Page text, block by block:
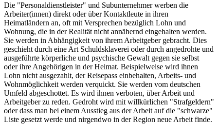
Die "Personaldienstleister" und Subunternehmer werben die
Arbeiter(innen) direkt oder über Kontaktleute in ihren
Heimatländern an, oft mit Versprechen bezüglich Lohn und
Wohnung, die in der Realität nicht annähernd eingehalten werden.
Sie werden in Abhängigkeit von ihrem Arbeitgeber gebracht. Dies
geschieht durch eine Art Schuldsklaverei oder durch angedrohte und
ausgeführte körperliche und psychische Gewalt gegen sie selbst
oder ihre Angehörigen in der Heimat. Beispielweise wird ihnen
Lohn nicht ausgezahlt, der Reisepass einbehalten, Arbeits- und
Wohnmöglichkeit werden verquickt. Sie werden vom deutschen
Umfeld abgeschottet. Es wird ihnen verboten, über Arbeit und
Arbeitgeber zu reden. Gedroht wird mit willkürlichen "Strafgeldern"
oder dass man bei einem Ausstieg aus der Arbeit auf die "schwarze"
Liste gesetzt werde und nirgendwo in der Region neue Arbeit finde.